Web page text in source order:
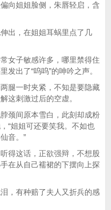
向姐姐脸侧，朱唇轻启，含
出，在姐姐耳蜗里点了几
女子敏感许多，哪里禁得住
发出了“呜呜”的呻吟之声。
腿一时夹紧，不知是要隐藏
这刺激过后的空虚。
颈间原本雪白，此刻却成粉
“姐姐可还要笑我。不如也
音。”
得这话，正欲强辩，不想股
在从自己襦裙的下摆向上探
，有种赔了夫人又折兵的感